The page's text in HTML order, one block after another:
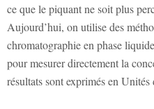
ce que le piquant ne soit plus
Aujourd’hui, on utilise des
chromatographie en phase
pour mesurer directement la
résultats sont exprimés en